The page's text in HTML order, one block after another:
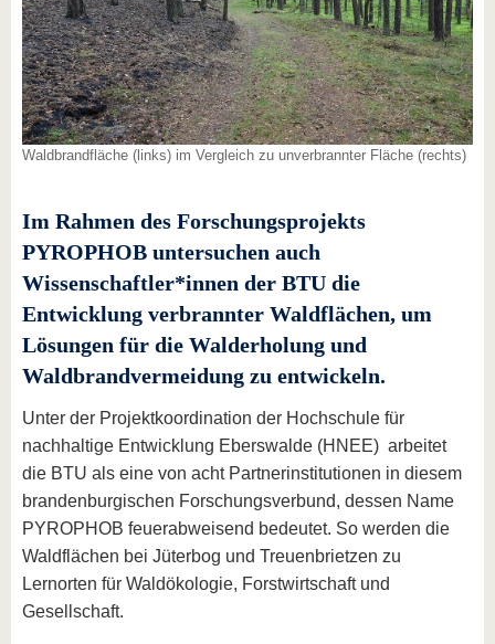
Waldbrandfläche (links) im Vergleich zu unverbrannter Fläche (rechts)
Im Rahmen des Forschungsprojekts
PYROPHOB untersuchen auch
Wissenschaftler*innen der BTU die
Entwicklung verbrannter Waldflächen, um
Lösungen für die Walderholung und
Waldbrandvermeidung zu entwickeln.
Unter der Projektkoordination der Hochschule für
nachhaltige Entwicklung Eberswalde (HNEE) arbeitet
die BTU als eine von acht Partnerinstitutionen in diesem
brandenburgischen Forschungsverbund, dessen Name
PYROPHOB feuerabweisend bedeutet. So werden die
Waldflächen bei Jüterbog und Treuenbrietzen zu
Lernorten für Waldökologie, Forstwirtschaft und
Gesellschaft.